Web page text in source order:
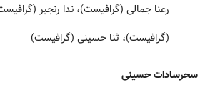
رعنا جمالی (گرافیست)، ندا رنجبر
(گرافیست)، ثنا حسینی (گرافیست)
سحرسادات حسینی